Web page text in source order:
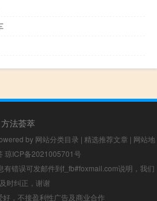
方法荟萃
by 网站分类目录 | 精选推荐文章 | 网站地
琼ICP备2021005701号
有错误可发邮件到f_fb#foxmail.com说明，我们
时纠正，谢谢
，不接盈利性广告及商业合作